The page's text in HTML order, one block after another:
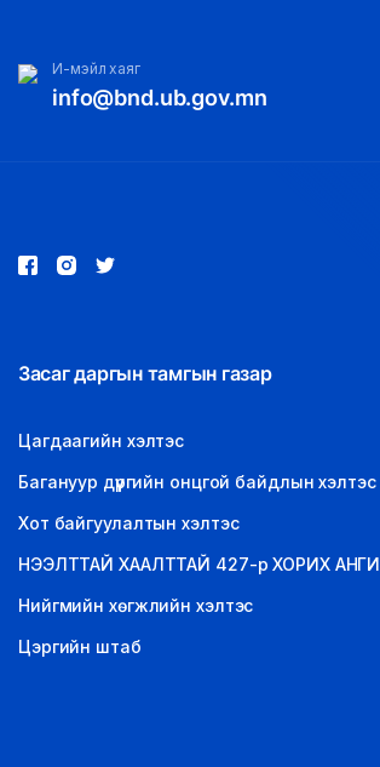
И-мэйл хаяг
info@bnd.ub.gov.mn
Засаг даргын тамгын газар
Цагдаагийн хэлтэс
Багануур дүүргийн онцгой байдлын хэлтэс
Хот байгуулалтын хэлтэс
НЭЭЛТТАЙ ХААЛТТАЙ 427-р ХОРИХ АНГИ
Нийгмийн хөгжлийн хэлтэс
Цэргийн штаб